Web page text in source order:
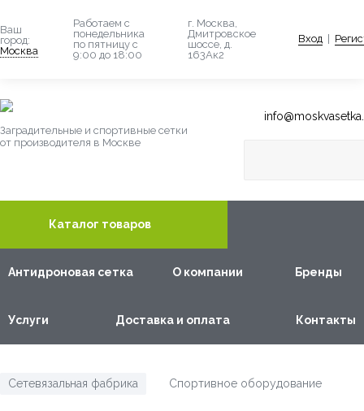
Ваш
город:
Москва
Работаем с
понедельника
по пятницу с
9:00 до 18:00
г. Москва,
Дмитровское
шоссе, д.
163Ак2
Вход
Заградительные и спортивные сетки
от производителя в Москве
Каталог товаров
Антидроновая сетка О компании Бренды
Услуги Доставка и оплата Контакты
Сетевязальная фабрика Спортивное оборудование